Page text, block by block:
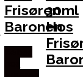
Frisøren
Baronen
30ml
Hos